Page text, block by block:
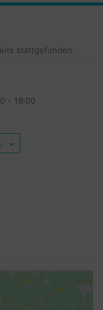
stattgefunden.
- 19:00